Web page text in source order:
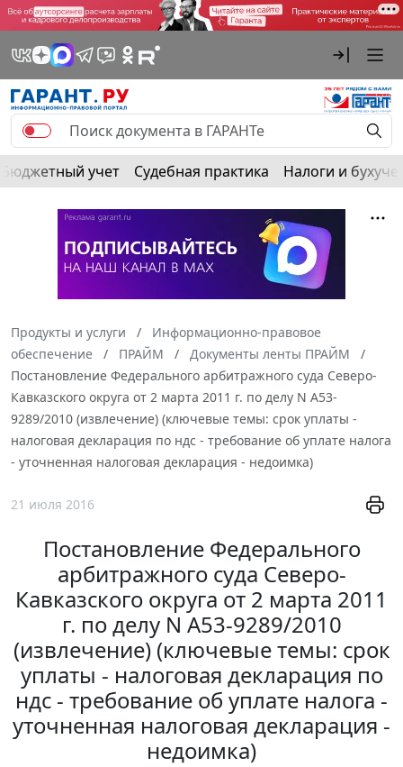
Бюджетный учет Судебная практика Налоги и
Продукты и услуги
Информационно-правовое
обеспечение
ПРАЙМ
Документы ленты ПРАЙМ
Постановление Федерального арбитражного суда Северо-
Кавказского округа от 2 марта 2011 г. по делу N А53-
9289/2010 (извлечение) (ключевые темы: срок уплаты -
налоговая декларация по ндс - требование об уплате налога
- уточненная налоговая декларация - недоимка)
21 июля 2016
Постановление Федерального
арбитражного суда Северо-
Кавказского округа от 2 марта 2011
г. по делу N А53-9289/2010
(извлечение) (ключевые темы: срок
уплаты - налоговая декларация по
ндс - требование об уплате налога -
уточненная налоговая декларация -
недоимка)